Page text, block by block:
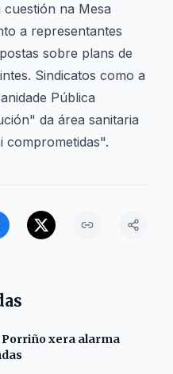
na Mesa
a representantes
sobre plans de
Sindicatos como a
Pública
da área sanitaria
comprometidas".
Porriño xera alarma